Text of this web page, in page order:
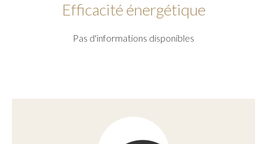
Efficacité énergétique
Pas d'informations disponibles